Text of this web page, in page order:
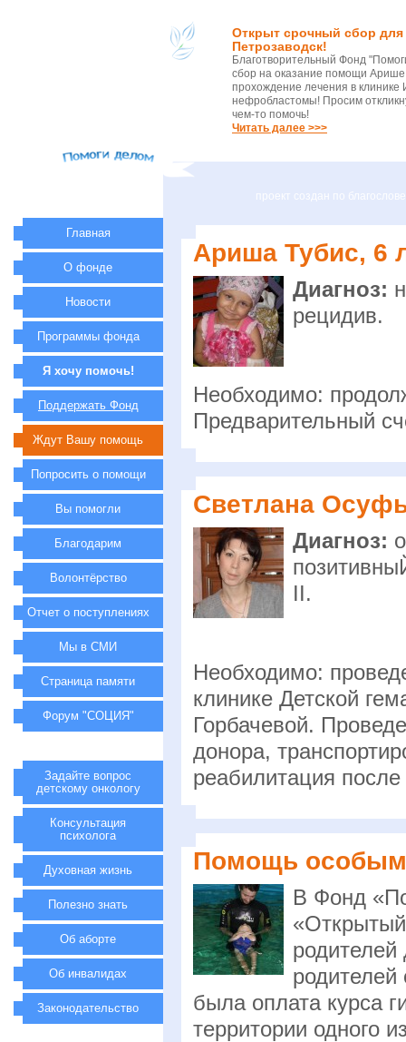
Открыт срочный сбор
Петрозаводск!
Благотворительный Фонд
сбор на оказание помощи Арише
прохождение лечения в клинике
нефробластомы! Просим
чем-то помочь!
Читать далее >>>
проект создан по
Ариша Тубис, 6
Диагноз:
рецидив.
Необходимо:
Предварительный
Светлана
Диагноз:
II.
Необходимо:
клинике Детской
Горбачевой.
донора,
реабилитация
Помощь особым
В Фонд
была оплата курса
территории одного
Главная
О фонде
Новости
Программы фонда
Я хочу помочь!
Поддержать Фонд
Ждут Вашу помощь
Попросить о помощи
Вы помогли
Благодарим
Волонтёрство
Отчет о поступлениях
Мы в СМИ
Страница памяти
Форум "СОЦИЯ"
Задайте вопрос
детскому онкологу
Консультация
психолога
Духовная жизнь
Полезно знать
Об аборте
Об инвалидах
Законодательство